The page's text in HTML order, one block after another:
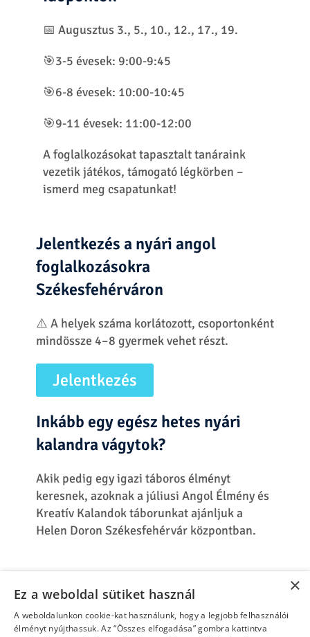
×
élményt nyújthassuk. Az “Összes elfogadása” gombra kattintva
minden ilyen cookie használatát engedélyezi. A "Részletek